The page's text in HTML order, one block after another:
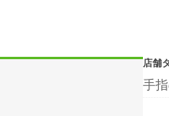
店舗
手